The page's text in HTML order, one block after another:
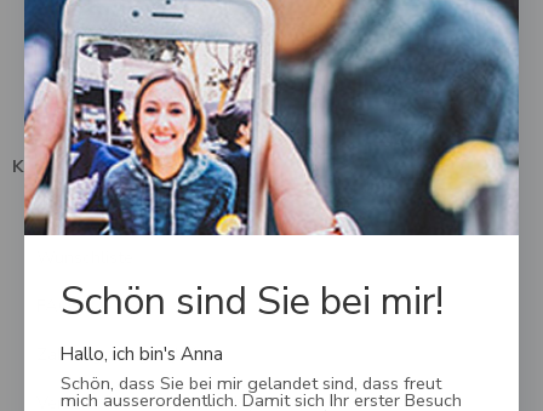
Impressum
Kontakt
Kundendienst
Mein Konto
FAQ
Zahlungsmöglichkeiten
Versand, Lieferung & Rückgabe
Schön sind Sie bei mir!
Hallo, ich bin's Anna
Schön, dass Sie bei mir gelandet sind, dass freut
mich ausserordentlich. Damit sich Ihr erster Besuch